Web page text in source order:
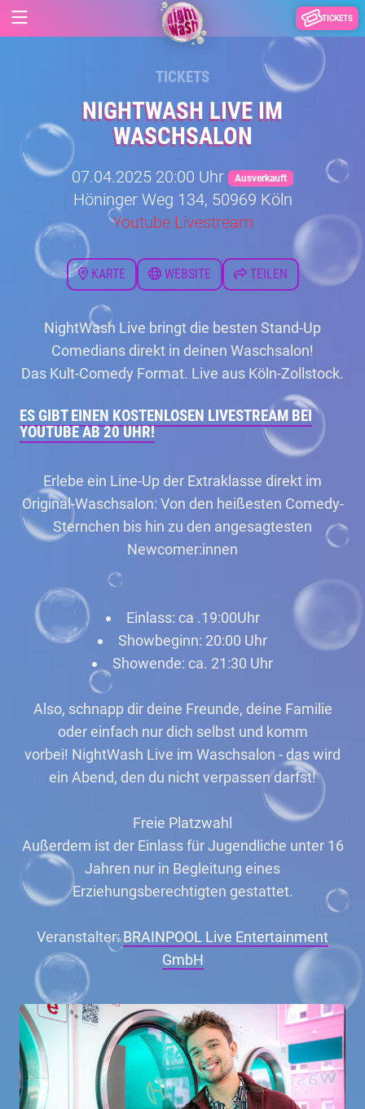
TICKETS
TICKETS
NIGHTWASH LIVE IM
WASCHSALON
07.04.2025 20:00 Uhr Ausverkauft
Höninger Weg 134, 50969 Köln
Youtube Livestream
KARTE WEBSITE TEILEN
NightWash Live bringt die besten Stand-Up
Comedians direkt in deinen Waschsalon!
Das Kult-Comedy Format. Live aus Köln-Zollstock.
ES GIBT EINEN KOSTENLOSEN LIVESTREAM BEI
YOUTUBE AB 20 UHR!
Erlebe ein Line-Up der Extraklasse direkt im
Original-Waschsalon: Von den heißesten Comedy-
Sternchen bis hin zu den angesagtesten
Newcomer:innen
Einlass: ca .19:00Uhr
Showbeginn: 20:00 Uhr
Showende: ca. 21:30 Uhr
Also, schnapp dir deine Freunde, deine Familie
oder einfach nur dich selbst und komm
vorbei! NightWash Live im Waschsalon - das wird
ein Abend, den du nicht verpassen darfst!
Freie Platzwahl
Außerdem ist der Einlass für Jugendliche unter 16
Jahren nur in Begleitung eines
Erziehungsberechtigten gestattet.
Veranstalter:BRAINPOOL Live Entertainment
GmbH